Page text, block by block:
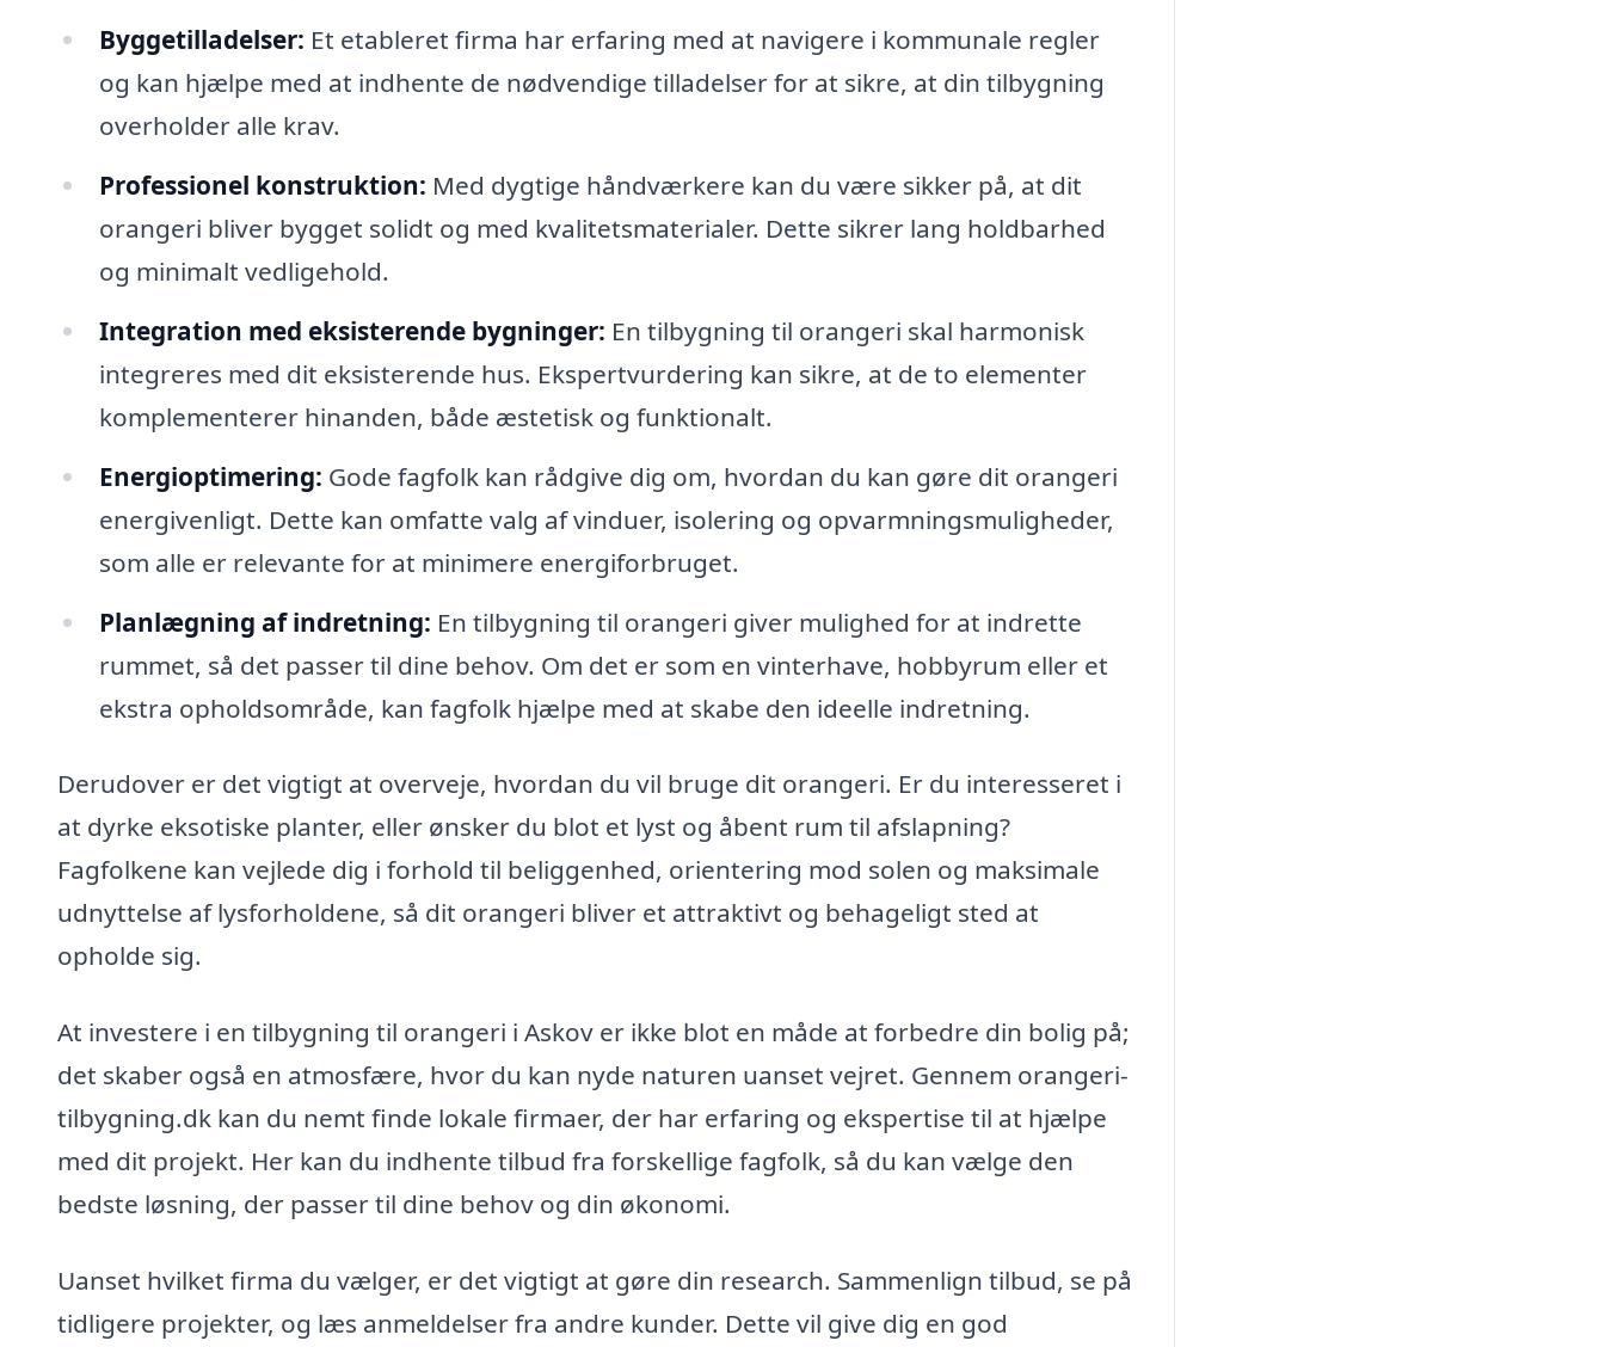
Byggetilladelser: Et etableret firma har erfaring med at navigere i kommunale regler
og kan hjælpe med at indhente de nødvendige tilladelser for at sikre, at din tilbygning
overholder alle krav.
Professionel konstruktion: Med dygtige håndværkere kan du være sikker på, at dit
orangeri bliver bygget solidt og med kvalitetsmaterialer. Dette sikrer lang holdbarhed
og minimalt vedligehold.
Integration med eksisterende bygninger: En tilbygning til orangeri skal harmonisk
integreres med dit eksisterende hus. Ekspertvurdering kan sikre, at de to elementer
komplementerer hinanden, både æstetisk og funktionalt.
Energioptimering: Gode fagfolk kan rådgive dig om, hvordan du kan gøre dit orangeri
energivenligt. Dette kan omfatte valg af vinduer, isolering og opvarmningsmuligheder,
som alle er relevante for at minimere energiforbruget.
Planlægning af indretning: En tilbygning til orangeri giver mulighed for at indrette
rummet, så det passer til dine behov. Om det er som en vinterhave, hobbyrum eller et
ekstra opholdsområde, kan fagfolk hjælpe med at skabe den ideelle indretning.
Derudover er det vigtigt at overveje, hvordan du vil bruge dit orangeri. Er du interesseret i
at dyrke eksotiske planter, eller ønsker du blot et lyst og åbent rum til afslapning?
Fagfolkene kan vejlede dig i forhold til beliggenhed, orientering mod solen og maksimale
udnyttelse af lysforholdene, så dit orangeri bliver et attraktivt og behageligt sted at
opholde sig.
At investere i en tilbygning til orangeri i Askov er ikke blot en måde at forbedre din bolig på;
det skaber også en atmosfære, hvor du kan nyde naturen uanset vejret. Gennem orangeri-
tilbygning.dk kan du nemt finde lokale firmaer, der har erfaring og ekspertise til at hjælpe
med dit projekt. Her kan du indhente tilbud fra forskellige fagfolk, så du kan vælge den
bedste løsning, der passer til dine behov og din økonomi.
Uanset hvilket firma du vælger, er det vigtigt at gøre din research. Sammenlign tilbud, se på
tidligere projekter, og læs anmeldelser fra andre kunder. Dette vil give dig en god